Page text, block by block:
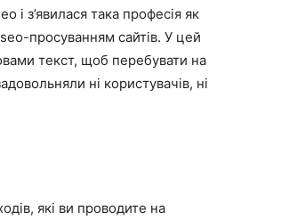
і з’явилася така професія як
просуванням сайтів. У цей
текст, щоб перебувати на
ні користувачів, ні
які ви проводите на